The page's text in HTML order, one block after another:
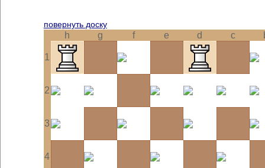
повернуть доску
h g f e d c
1
2
3
4